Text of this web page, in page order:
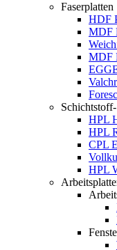
Faserplatten
HDF
MDF
MDF
HPL
HPL
CPL
HPL